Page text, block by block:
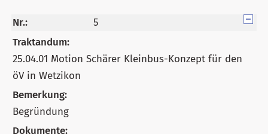
Nr.:
5
Traktandum:
25.04.01 Motion Schärer Kleinbus-Konzept für den
öV in Wetzikon
Bemerkung:
Begründung
Dokumente: